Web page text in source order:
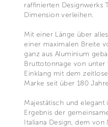
raffinierten Designwerks
Dimension verleihen.
Mit einer Länge über
einer maximalen Breite
ganz aus Aluminium
Bruttotonnage von unter
Einklang mit dem
Marke seit über 180
Majestätisch und elegant
Ergebnis der
Italiana Design, dem